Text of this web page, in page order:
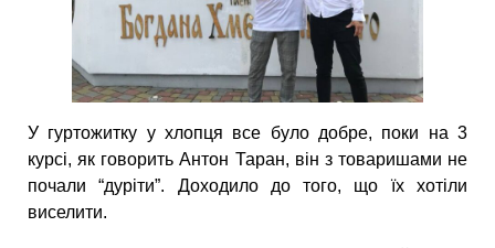
У гуртожитку у хлопця все було добре, поки на 3
курсі, як говорить Антон Таран, він з товаришами не
почали “дуріти”. Доходило до того, що їх хотіли
виселити.